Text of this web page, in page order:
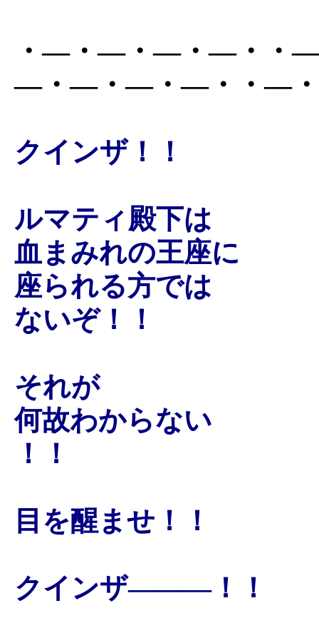
・―・―・―・―・・
―・―・―・―・・―
クインザ！！
ルマティ殿下は
血まみれの王座に
座られる方では
ないぞ！！
それが
何故わからない
！！
目を醒ませ！！
クインザ―――！！